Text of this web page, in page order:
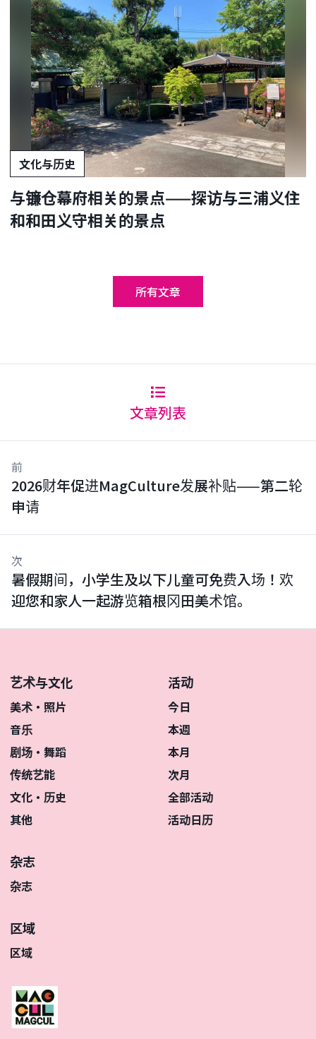
文化与历史
与镰仓幕府相关的景点——探访与三浦义住
和和田义守相关的景点
所有文章
文章列表
前
2026财年促进MagCulture发展补贴——第二轮
申请
次
暑假期间，小学生及以下儿童可免费入场！欢
迎您和家人一起游览箱根冈田美术馆。
艺术与文化
美术・照片
音乐
剧场・舞蹈
传统艺能
文化・历史
其他
活动
今日
本週
本月
次月
全部活动
活动日历
杂志
杂志
区域
区域